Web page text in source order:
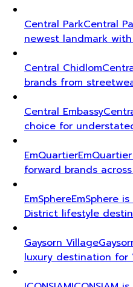
Central ParkCentral
newest landmark
Central Chidlom
brands from
Central Embassy
choice for
EmQuartier
forward brands
EmSphereEmSphere
District lifestyle
Gaysorn Village
luxury destination for